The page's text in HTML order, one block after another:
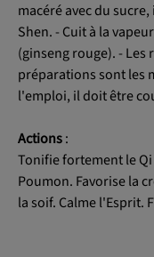
macéré avec du
Shen. - Cuit à la
(ginseng rouge). - Les
préparations sont les
l'emploi, il doit être
Actions:
Tonifie fortement le
Poumon. Favorise la
la soif. Calme l'Esprit.